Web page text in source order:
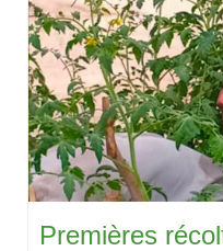
Premières